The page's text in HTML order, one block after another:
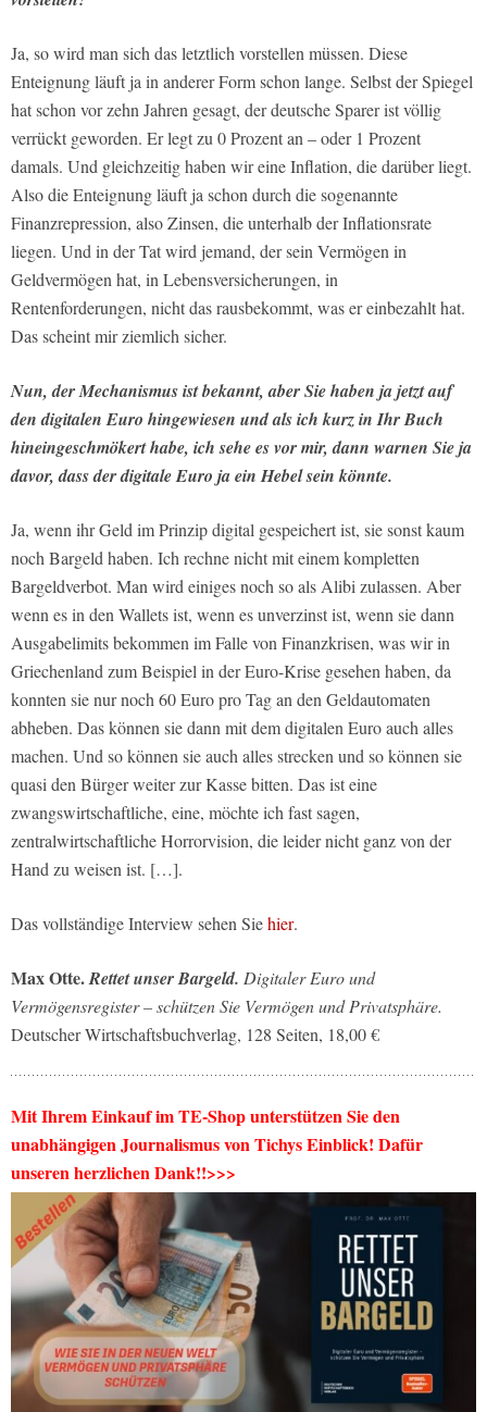
Ja, so wird man sich das letztlich vorstellen müssen. Diese
Enteignung läuft ja in anderer Form schon lange. Selbst der Spiegel
hat schon vor zehn Jahren gesagt, der deutsche Sparer ist völlig
verrückt geworden. Er legt zu 0 Prozent an – oder 1 Prozent
damals. Und gleichzeitig haben wir eine Inflation, die darüber liegt.
Also die Enteignung läuft ja schon durch die sogenannte
Finanzrepression, also Zinsen, die unterhalb der Inflationsrate
liegen. Und in der Tat wird jemand, der sein Vermögen in
Geldvermögen hat, in Lebensversicherungen, in
Rentenforderungen, nicht das rausbekommt, was er einbezahlt hat.
Das scheint mir ziemlich sicher.
Nun, der Mechanismus ist bekannt, aber Sie haben ja jetzt auf
den digitalen Euro hingewiesen und als ich kurz in Ihr Buch
hineingeschmökert habe, ich sehe es vor mir, dann warnen Sie ja
davor, dass der digitale Euro ja ein Hebel sein könnte.
Ja, wenn ihr Geld im Prinzip digital gespeichert ist, sie sonst kaum
noch Bargeld haben. Ich rechne nicht mit einem kompletten
Bargeldverbot. Man wird einiges noch so als Alibi zulassen. Aber
wenn es in den Wallets ist, wenn es unverzinst ist, wenn sie dann
Ausgabelimits bekommen im Falle von Finanzkrisen, was wir in
Griechenland zum Beispiel in der Euro-Krise gesehen haben, da
konnten sie nur noch 60 Euro pro Tag an den Geldautomaten
abheben. Das können sie dann mit dem digitalen Euro auch alles
machen. Und so können sie auch alles strecken und so können sie
quasi den Bürger weiter zur Kasse bitten. Das ist eine
zwangswirtschaftliche, eine, möchte ich fast sagen,
zentralwirtschaftliche Horrorvision, die leider nicht ganz von der
Hand zu weisen ist. […].
Das vollständige Interview sehen Siehier.
Max Otte.Rettet unser Bargeld. Digitaler Euro und
Vermögensregister – schützen Sie Vermögen und Privatsphäre.
Deutscher Wirtschaftsbuchverlag, 128 Seiten, 18,00 €
Mit Ihrem Einkauf im TE-Shop unterstützen Sie den
unabhängigen Journalismus von Tichys Einblick! Dafür
unseren herzlichen Dank!!>>>